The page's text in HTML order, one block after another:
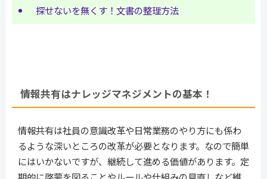
探せないを無くす！文書の整理方法
情報共有はナレッジマネジメントの基本！
情報共有は社員の意識改革や日常業務のやり方にも係わ
るような深いところの改革が必要となります。なので簡単
にはいかないですが、継続して進める価値があります。定